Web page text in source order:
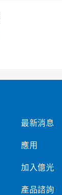
最新消息
應用
加入億光
產品諮詢